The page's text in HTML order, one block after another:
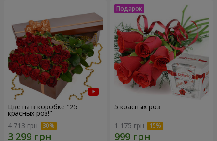
Цветы в коробке "25
красных роз!"
4 713 грн
5 красных роз
1 175 грн